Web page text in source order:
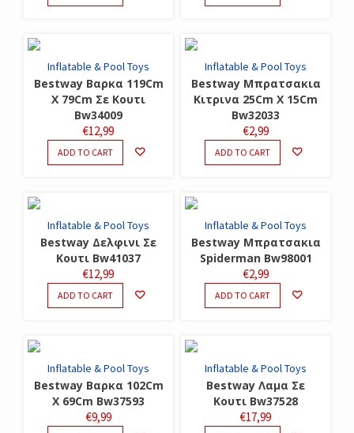
Inflatable & Pool Toys
Bestway Βαρκα 119Cm
X 79Cm Σε Κουτι
Bw34009
€12,99
ADD TO CART
Inflatable & Pool Toys
Bestway Μπρατσακια
Κιτρινα 25Cm X 15Cm
Bw32033
€2,99
ADD TO CART
Inflatable & Pool Toys
Bestway Δελφινι Σε
Κουτι Bw41037
€12,99
ADD TO CART
Inflatable & Pool Toys
Bestway Μπρατσακια
Spiderman Bw98001
€2,99
ADD TO CART
Inflatable & Pool Toys
Bestway Βαρκα 102Cm
X 69Cm Bw37593
€9,99
Inflatable & Pool Toys
Bestway Λαμα Σε
Κουτι Bw37528
€17,99